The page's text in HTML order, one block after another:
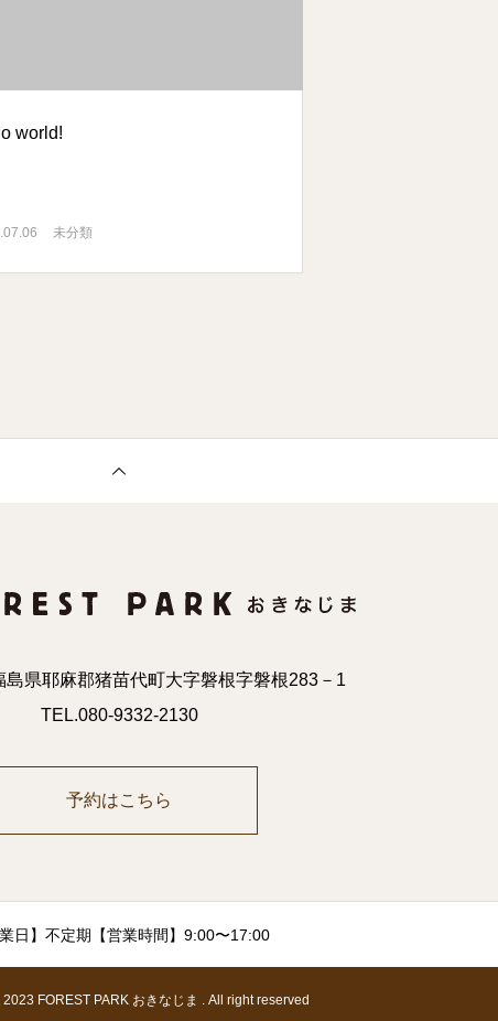
world!
未分類
島県耶麻郡猪苗代町大字磐根字磐根283－1
TEL.080-9332-2130
予約はこちら
業日】不定期【営業時間】9:00〜17:00
FOREST PARK おきなじま . All right reserved